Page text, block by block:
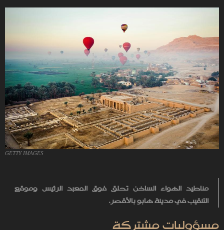
GETTY IMAGES
مناطيد الهواء الساخن تحلق فوق المعبد الرئيس وموقع
التنقيب في مدينة هابو بالأقصر.